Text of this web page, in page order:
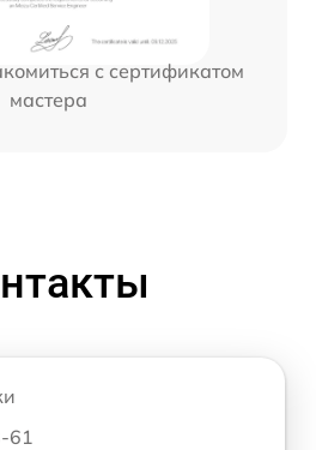
с сертификатом
мастера
61